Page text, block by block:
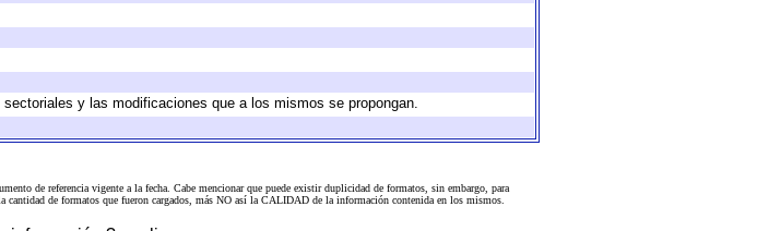
y las modificaciones que a los mismos se propongan.
de referenciavigente a la fecha. Cabe mencionar que puede existir duplicidad de formatos, sin embargo, para
de formatos que fueron cargados, más NO así la CALIDAD de la información contenida en los mismos.